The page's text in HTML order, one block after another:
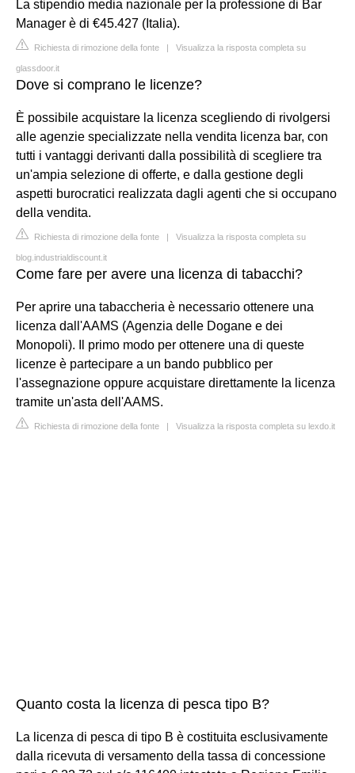
La stipendio media nazionale per la professione di Bar
Manager è di €45.427 (Italia).
Richiesta di rimozione della fonte | Visualizza la risposta completa su
glassdoor.it
Dove si comprano le licenze?
È possibile acquistare la licenza scegliendo di rivolgersi
alle agenzie specializzate nella vendita licenza bar, con
tutti i vantaggi derivanti dalla possibilità di scegliere tra
un'ampia selezione di offerte, e dalla gestione degli
aspetti burocratici realizzata dagli agenti che si occupano
della vendita.
Richiesta di rimozione della fonte | Visualizza la risposta completa su
blog.industrialdiscount.it
Come fare per avere una licenza di tabacchi?
Per aprire una tabaccheria è necessario ottenere una
licenza dall'AAMS (Agenzia delle Dogane e dei
Monopoli). Il primo modo per ottenere una di queste
licenze è partecipare a un bando pubblico per
l'assegnazione oppure acquistare direttamente la licenza
tramite un'asta dell'AAMS.
Richiesta di rimozione della fonte | Visualizza la risposta completa su lexdo.it
Quanto costa la licenza di pesca tipo B?
La licenza di pesca di tipo B è costituita esclusivamente
dalla ricevuta di versamento della tassa di concessione